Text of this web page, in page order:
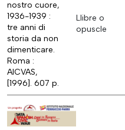
nostro cuore,
1936-1939 :
tre anni di
storia da non
dimenticare.
Roma :
AICVAS,
[1996]. 607 p.
Llibre o
opuscle